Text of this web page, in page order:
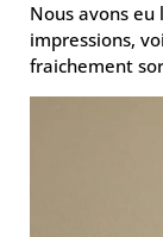
Nous avons eu
impressions,
fraichement